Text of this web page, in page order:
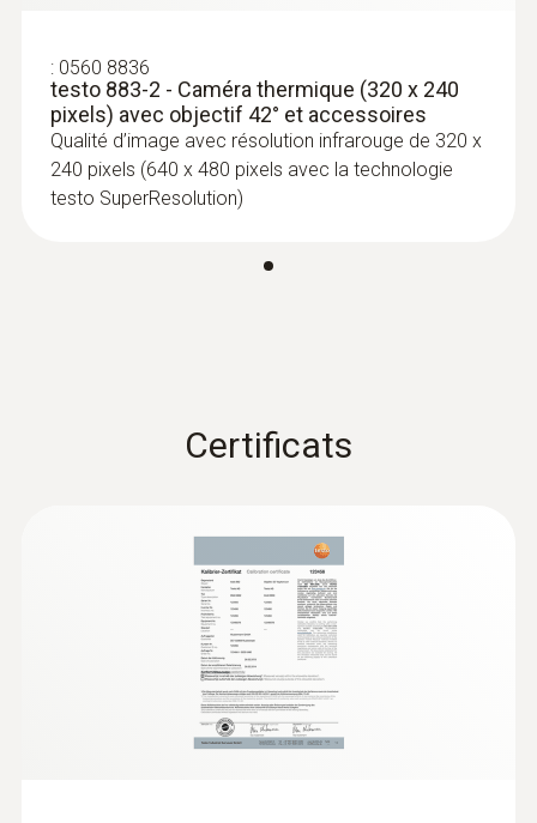
des dommages sur l’isolation
Plus de fiabilité dans les
de contrôle de la production
Détecter rapidement et sans aucun
anomalies au niveau de la répartition de la
chaleur sur les composants
Surveiller rapidement et de manière
simple le niveau de remplissage des
réservoirs de liquide fermés
: 0560 8836
testo 883-2 - Caméra thermique (320 x 240
pixels) avec objectif 42° et accessoires
Qualité d’image avec résolution infrarouge de 320 x
240 pixels (640 x 480 pixels avec la technologie
testo SuperResolution)
Certificats